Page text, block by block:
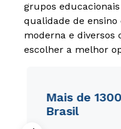
grupos
qualidade de
moderna e diversos
escolher a melhor
Mais de
Brasil